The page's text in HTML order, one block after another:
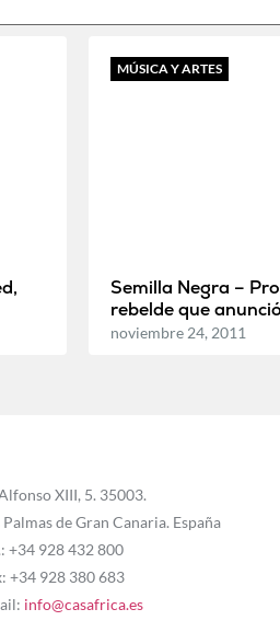
MÚSICA Y ARTES
Semilla Negra –
rebelde que
noviembre 24, 2011
XIII, 5. 35003.
Palmas de Gran Canaria. España
+34 928 432 800
+34 928 380 683
info@casafrica.es